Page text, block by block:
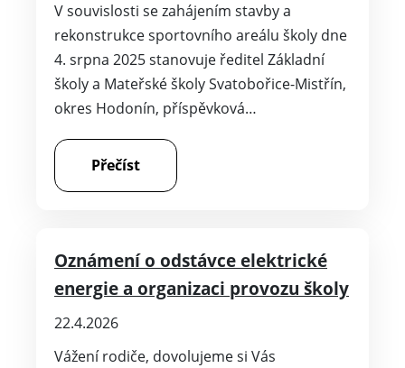
V souvislosti se zahájením stavby a
rekonstrukce sportovního areálu školy dne
4. srpna 2025 stanovuje ředitel Základní
školy a Mateřské školy Svatobořice-Mistřín,
okres Hodonín, příspěvková…
Přečíst
Oznámení o odstávce elektrické
energie a organizaci provozu školy
22.4.2026
Vážení rodiče, dovolujeme si Vás